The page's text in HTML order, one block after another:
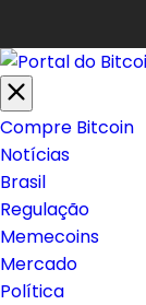
Compre Bitcoin
Notícias
Brasil
Regulação
Memecoins
Mercado
Política